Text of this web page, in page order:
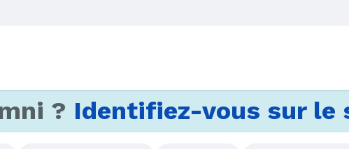
? Identifiez-vous sur le